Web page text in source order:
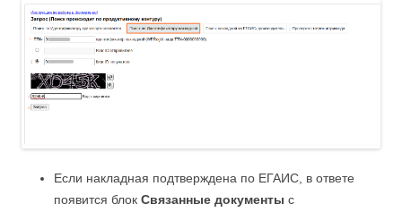
Если накладная подтверждена по ЕГАИС, в ответе
появится блок Связанные документы с